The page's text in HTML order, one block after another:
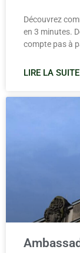
Découvrez
en 3 minutes.
compte pas à
LIRE LA